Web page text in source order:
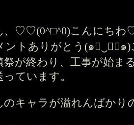
、♡♡(0^□^0)こんにち
ントありがとう(๑￫‿ฺ￩๑)
祭が終わり、工事が始ま
ています。
のキャラが溢れんばかり